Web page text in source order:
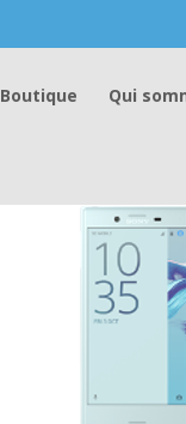
Boutique Qui